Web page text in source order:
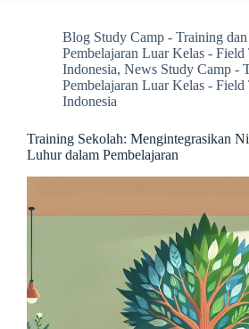
Blog Study Camp - Training dan
Pembelajaran Luar Kelas - Field
Indonesia, News Study Camp -
Pembelajaran Luar Kelas - Field
Indonesia
Training Sekolah: Mengintegrasikan
Luhur dalam Pembelajaran